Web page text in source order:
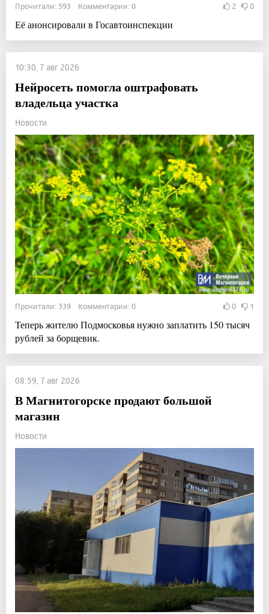
Прочитали: 593 Комментарии: 0 2 0
Её анонсировали в Госавтоинспекции
10:30, 7 авг 2026
Нейросеть помогла оштрафовать
владельца участка
Новости
Прочитали: 339 Комментарии: 0 0 1
Теперь жителю Подмосковья нужно заплатить 150 тысяч
рублей за борщевик.
08:59, 7 авг 2026
В Магнитогорске продают большой
магазин
Новости